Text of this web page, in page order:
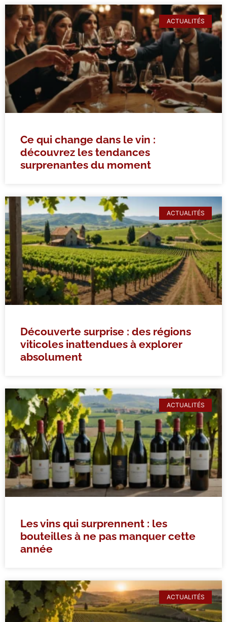
ACTUALITÉS
Ce qui change dans le vin :
découvrez les tendances
surprenantes du moment
ACTUALITÉS
Découverte surprise : des régions
viticoles inattendues à explorer
absolument
ACTUALITÉS
Les vins qui surprennent : les
bouteilles à ne pas manquer cette
année
ACTUALITÉS